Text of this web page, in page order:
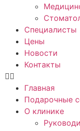
Специалисты
Цены
Новости
Контакты
Главная
Подарочные
О клинике